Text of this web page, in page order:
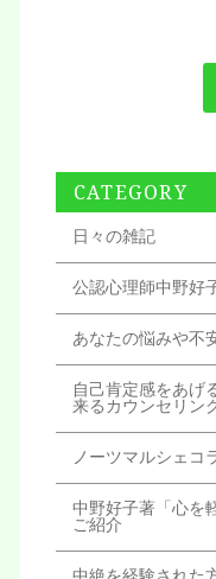
CATEGORY
日々の雑記
公認心理師中野好
あなたの悩みや不
自己肯定感をあげ
来るカウンセリン
ノーツマルシェコ
中野好子著「心を
ご紹介